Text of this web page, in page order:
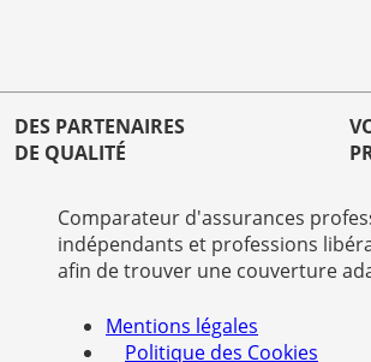
DES PARTENAIRES
DE QUALITÉ
Comparateur d'assurances
indépendants et professions
afin de trouver une couverture
Mentions légales
Politique des Cookies